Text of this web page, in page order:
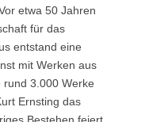
etwa 50 Jahren
für das
entstand eine
mit Werken aus
3.000 Werke
Ernsting das